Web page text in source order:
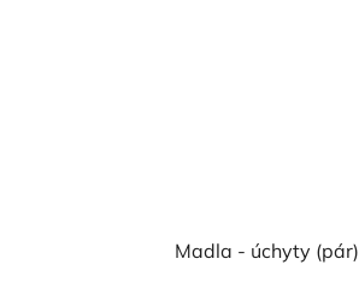
Madla - úchyty (pár)